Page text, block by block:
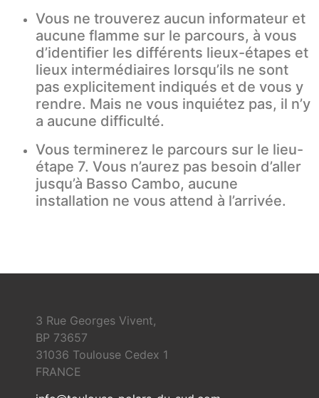
Vous ne trouverez aucun informateur et
aucune flamme sur le parcours, à vous
d’identifier les différents lieux-étapes et
lieux intermédiaires lorsqu’ils ne sont
pas explicitement indiqués et de vous y
rendre. Mais ne vous inquiétez pas, il n’y
a aucune difficulté.
Vous terminerez le parcours sur le lieu-
étape 7. Vous n’aurez pas besoin d’aller
jusqu’à Basso Cambo, aucune
installation ne vous attend à l’arrivée.
3 Rue Georges Vivent,
BP 73657
31036 Toulouse Cedex 1
FRANCE